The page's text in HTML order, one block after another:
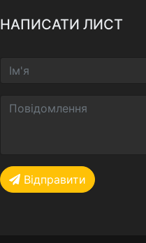
НАПИСАТИ ЛИСТ
Відправити